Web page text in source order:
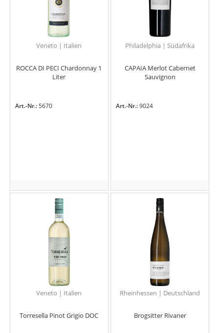
Veneto | Italien
ROCCA DI PECI Chardonnay 1
Liter
Art.-Nr.:5670
Philadelphia | Südafrika
CAPAIA Merlot Cabernet
Sauvignon
Art.-Nr.:9024
Veneto | Italien
Torresella Pinot Grigio DOC
Rheinhessen | Deutschland
Brogsitter Rivaner